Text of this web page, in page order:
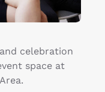
celebration
space at